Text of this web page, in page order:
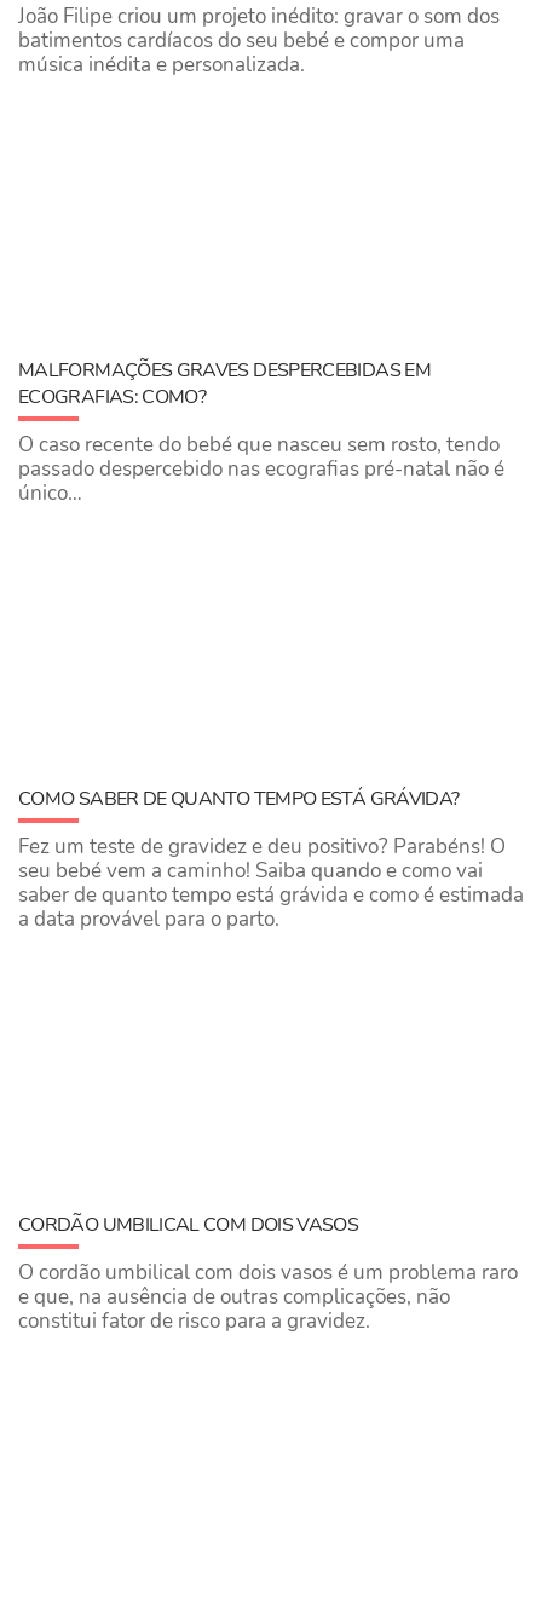
João Filipe criou um projeto inédito: gravar o som dos
batimentos cardíacos do seu bebé e compor uma
música inédita e personalizada.
MALFORMAÇÕES GRAVES DESPERCEBIDAS EM
ECOGRAFIAS: COMO?
O caso recente do bebé que nasceu sem rosto, tendo
passado despercebido nas ecografias pré-natal não é
único…
COMO SABER DE QUANTO TEMPO ESTÁ GRÁVIDA?
Fez um teste de gravidez e deu positivo? Parabéns! O
seu bebé vem a caminho! Saiba quando e como vai
saber de quanto tempo está grávida e como é estimada
a data provável para o parto.
CORDÃO UMBILICAL COM DOIS VASOS
O cordão umbilical com dois vasos é um problema raro
e que, na ausência de outras complicações, não
constitui fator de risco para a gravidez.